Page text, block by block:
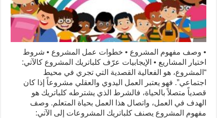
• وصف مفهوم المشروع • خطوات عمل المشروع • شروط
اختيار المشاريع • الإيجابيات عرّف كلباتريك المشروع كالآتي:
“المشروع، هو الفعالية القصدية التي تجري في محيط
اجتماعي”. فهو يعتبر العمل اليدوي والعقلي مشروعاً إذا كان
قصدياً متصلاً بالحياة، فالشرط الذي يشترطه كلباتريك هو
الهدف في العمل، واتصال هذا العمل بحياة المتعلم. وصف
مفهوم المشروع يصنف كلباتريك المشروعات إلى الآتي: